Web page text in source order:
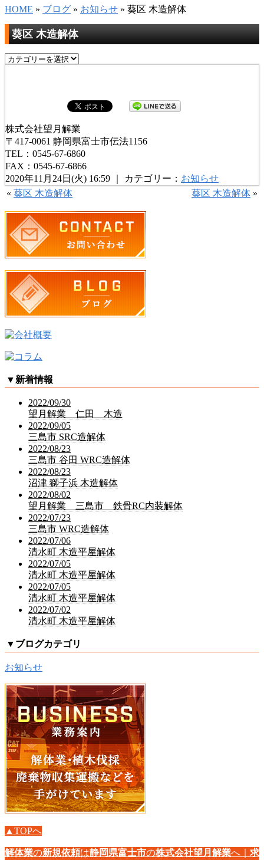
HOME » ブログ » お知らせ » 葵区 木造解体
葵区 木造解体
株式会社望月解業
〒417-0061 静岡県富士市伝法1156
TEL：0545-67-6860
FAX：0545-67-6866
2020年11月24日(火) 16:59 ｜ カテゴリー： お知らせ
« 葵区 木造解体 葵区 木造解体 »
▼ 新着情報
2022/09/30
望月解業 仁田 木造
2022/09/05
三島市 SRC造解体
2022/08/23
三島市 谷田 WRC造解体
2022/08/23
沼津 獅子浜 木造解体
2022/08/02
望月解業 三島市 鉄骨RC内装解体
2022/07/23
三島市 WRC造解体
2022/07/06
清水町 木造平屋解体
2022/07/05
清水町 木造平屋解体
2022/07/05
清水町 木造平屋解体
2022/07/02
清水町 木造平屋解体
▼ ブログカテゴリ
お知らせ
▲TOPへ
解体業の新規依頼は静岡県富士市の株式会社望月解業へ｜ 求